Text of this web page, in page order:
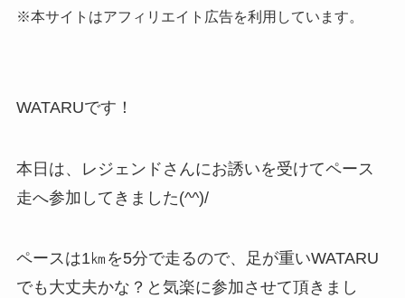
※本サイトはアフィリエイト広告を利用しています。
WATARUです！
本日は、レジェンドさんにお誘いを受けてペース
走へ参加してきました(^^)/
ペースは1㎞を5分で走るので、足が重いWATARU
でも大丈夫かな？と気楽に参加させて頂きまし